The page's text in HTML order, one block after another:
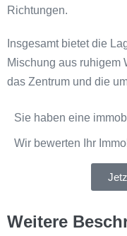
Richtungen.
Insgesamt bietet die
Mischung aus ruhigem
das Zentrum und die
Sie haben eine
Wir bewerten Ihr
Weitere